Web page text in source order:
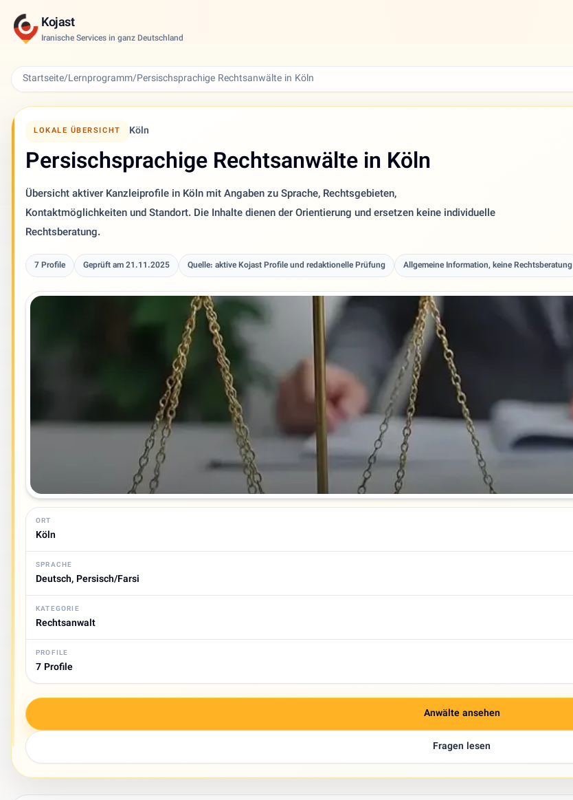
Kojast
Iranische Services in ganz Deutschland
Startseite/Lernprogramm/Persischsprachige Rechtsanwälte in Köln
LOKALE ÜBERSICHT Köln
Persischsprachige Rechtsanwälte in Köln
Übersicht aktiver Kanzleiprofile in Köln mit Angaben zu Sprache, Rechtsgebieten,
Kontaktmöglichkeiten und Standort. Die Inhalte dienen der Orientierung und ersetzen keine individuelle
Rechtsberatung.
7 Profile Geprüft am 21.11.2025 Quelle: aktive Kojast Profile und redaktionelle Prüfung Allgemeine Information, keine Rechtsberatung
ORT
Köln
SPRACHE
Deutsch, Persisch/Farsi
KATEGORIE
Rechtsanwalt
PROFILE
7 Profile
Anwälte ansehen
Fragen lesen